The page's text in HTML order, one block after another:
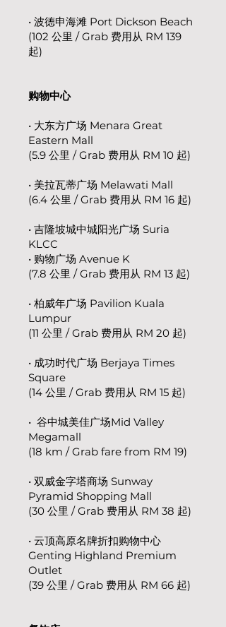
• 波德申海滩 Port Dickson Beach
(102 公里 / Grab 费用从 RM 139
起)
购物中心
• 大东方广场 Menara Great
Eastern Mall
(5.9 公里 / Grab 费用从 RM 10 起)
• 美拉瓦蒂广场 Melawati Mall
(6.4 公里 / Grab 费用从 RM 16 起)
• 吉隆坡城中城阳光广场 Suria
KLCC
• 购物广场 Avenue K
(7.8 公里 / Grab 费用从 RM 13 起)
• 柏威年广场 Pavilion Kuala
Lumpur
(11 公里 / Grab 费用从 RM 20 起)
• 成功时代广场 Berjaya Times
Square
(14 公里 / Grab 费用从 RM 15 起)
• 谷中城美佳广场Mid Valley
Megamall
(18 km / Grab fare from RM 19)
• 双威金字塔商场 Sunway
Pyramid Shopping Mall
(30 公里 / Grab 费用从 RM 38 起)
• 云顶高原名牌折扣购物中心
Genting Highland Premium
Outlet
(39 公里 / Grab 费用从 RM 66 起)